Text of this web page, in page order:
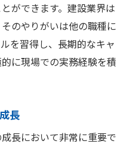
ができます。建設業界は
のやりがいは他の職種に
を習得し、長期的なキャ
に現場での実務経験を積
長
長において非常に重要で